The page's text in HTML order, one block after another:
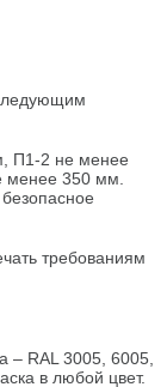
П1-2 не менее
менее 350 мм.
требованиям
– RAL 3005, 6005,
в любой цвет.